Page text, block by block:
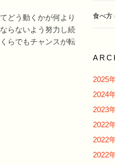
どう動くかが何より
らないよう努力し続
らでもチャンスが転
食べ方
2025
2024
2023
2022
2022
2022